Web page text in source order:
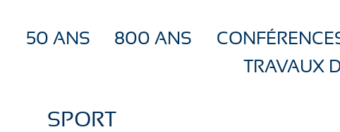
50 ANS 800 ANS
TRAVAUX
SPORT